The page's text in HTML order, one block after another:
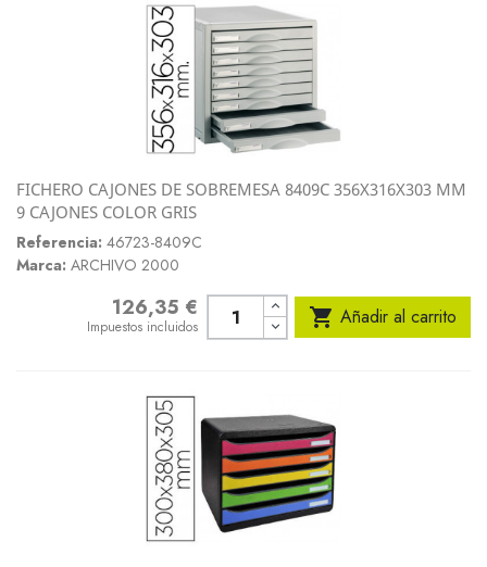
FICHERO CAJONES DE SOBREMESA 8409C 356X316X303 MM
9 CAJONES COLOR GRIS
Referencia: 46723-8409C
Marca: ARCHIVO 2000
Precio126,35 €
Impuestos incluidos  Añadir al carrito